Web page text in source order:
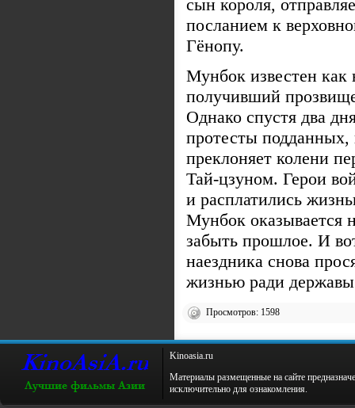
сын короля,
посланием к
Гёнопу.
Мунбок известен как
получивший
Однако спустя два
протесты подданных,
преклоняет колени
Тай-цзуном. Герои
и расплатились
Мунбок оказывается
забыть прошлое. И
наездника снова
жизнью ради
Просмотров: 1598
Kinoаsiа.ru
Материалы размещенные на сайте
исключительно для ознакомления.